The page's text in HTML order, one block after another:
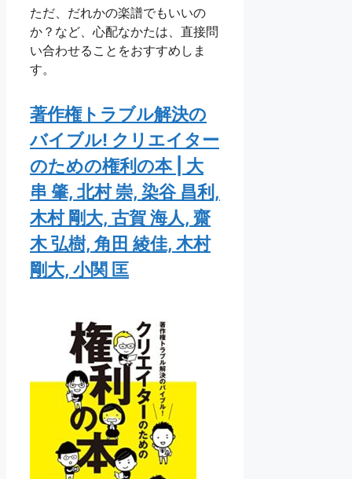
ただ、だれかの楽譜でもいいの
か？など、心配なかたは、直接問
い合わせることをおすすめしま
す。
著作権トラブル解決の
バイブル! クリエイター
のための権利の本 | 大
串 肇, 北村 崇, 染谷 昌利,
木村 剛大, 古賀 海人, 齋
木 弘樹, 角田 綾佳, 木村
剛大, 小関 匡